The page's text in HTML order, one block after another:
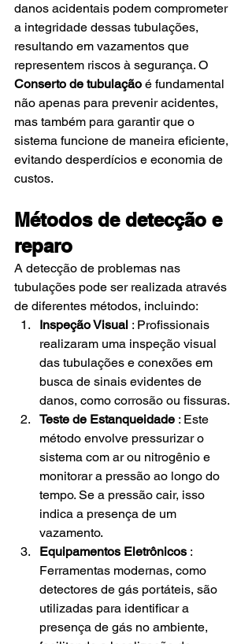
danos acidentais podem comprometer
a integridade dessas tubulações,
resultando em vazamentos que
representem riscos à segurança. O
Conserto de tubulação é fundamental
não apenas para prevenir acidentes,
mas também para garantir que o
sistema funcione de maneira eficiente,
evitando desperdícios e economia de
custos.
Métodos de detecção e
reparo
A detecção de problemas nas
tubulações pode ser realizada através
de diferentes métodos, incluindo:
Inspeção Visual : Profissionais
realizaram uma inspeção visual
das tubulações e conexões em
busca de sinais evidentes de
danos, como corrosão ou fissuras.
Teste de Estanqueidade : Este
método envolve pressurizar o
sistema com ar ou nitrogênio e
monitorar a pressão ao longo do
tempo. Se a pressão cair, isso
indica a presença de um
vazamento.
Equipamentos Eletrônicos :
Ferramentas modernas, como
detectores de gás portáteis, são
utilizadas para identificar a
presença de gás no ambiente,